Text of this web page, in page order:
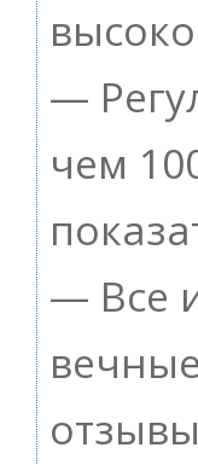
—
чем
— Все